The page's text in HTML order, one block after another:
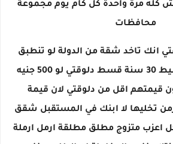
كله مرة واحدة كل كام يوم مجموعة
محافظات
انك تاخد شقة من الدولة لو تنطبق
عليك الشروط تقسيط 30 سنة قسط دلوقتي لو 500 جنيه
قيمتهم اقل من دلوقتي لان قيمة
تخليها لا ابنك في المستقبل شقق
اعزب متزوج مطلق مطلقة ارمل ارملة